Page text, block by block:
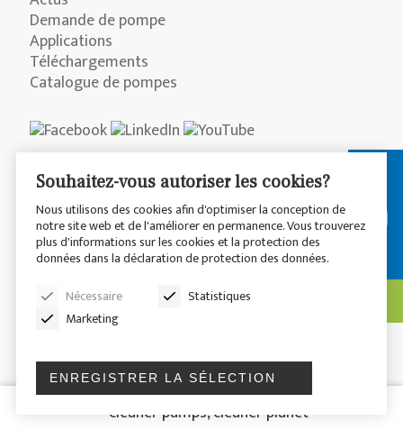
Demande de pompe
Applications
Téléchargements
Catalogue de pompes
© 2026 CP Pumpen AG
Déclaration de Confidentialité
Disclaimer
Sitemap
Souhaitez-vous autoriser les cookies?
Nous utilisons des cookies afin d'optimiser la conception de
notre site web et de l'améliorer en permanence. Vous trouverez
plus d'informations sur les cookies et la protection des
données dans la déclaration de protection des données.
Nécessaire
Statistiques
Marketing
ENREGISTRER LA SÉLECTION